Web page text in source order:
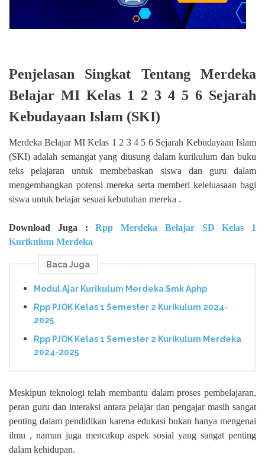
Penjelasan Singkat Tentang Merdeka
Belajar MI Kelas 1 2 3 4 5 6 Sejarah
Kebudayaan Islam (SKI)
Merdeka Belajar MI Kelas 1 2 3 4 5 6 Sejarah Kebudayaan Islam
(SKI) adalah semangat yang diusung dalam kurikulum dan buku
teks pelajaran untuk membebaskan siswa dan guru dalam
mengembangkan potensi mereka serta memberi keleluasaan bagi
siswa untuk belajar sesuai kebutuhan mereka .
Download Juga :Rpp Merdeka Belajar SD Kelas 1
Kurikulum Merdeka
Baca Juga
Modul Ajar Kurikulum Merdeka Smk Aphp
Rpp PJOK Kelas 1 Semester 2 Kurikulum 2024-
2025
Rpp PJOK Kelas 1 Semester 2 Kurikulum Merdeka
2024-2025
Meskipun teknologi telah membantu dalam proses pembelajaran,
peran guru dan interaksi antara pelajar dan pengajar masih sangat
penting dalam pendidikan karena edukasi bukan hanya mengenai
ilmu , namun juga mencakup aspek sosial yang sangat penting
dalam kehidupan.